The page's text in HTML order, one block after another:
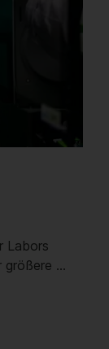
Labors
größere …